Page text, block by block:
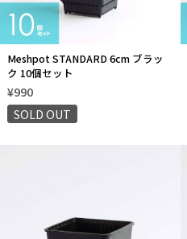
Meshpot STANDARD 6cm ブラッ
ク 10個セット
¥990
SOLD OUT